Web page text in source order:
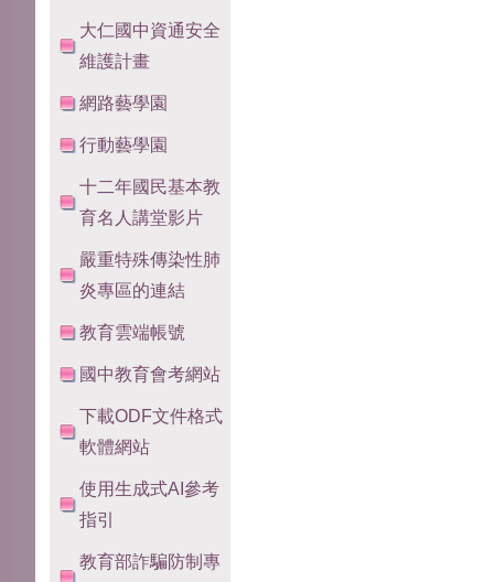
大仁國中資通安全
維護計畫
網路藝學園
行動藝學園
十二年國民基本教
育名人講堂影片
嚴重特殊傳染性肺
炎專區的連結
教育雲端帳號
國中教育會考網站
下載ODF文件格式
軟體網站
使用生成式AI參考
指引
教育部詐騙防制專